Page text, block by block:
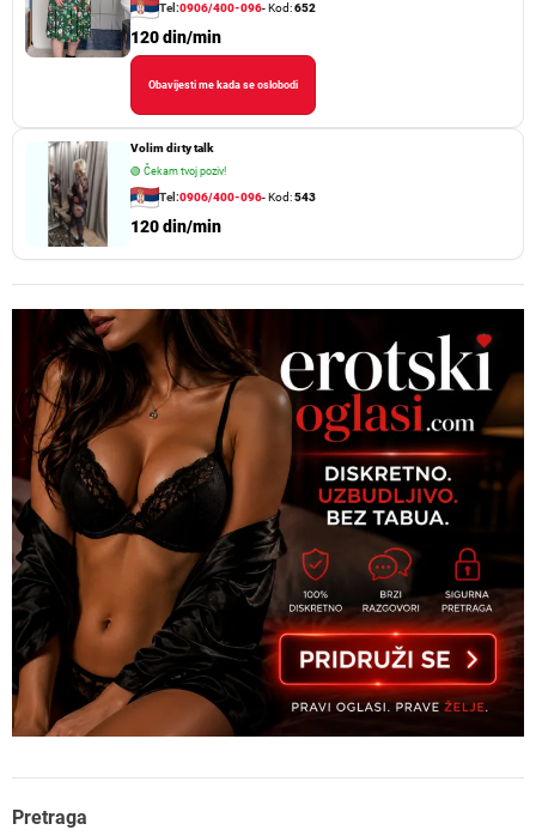
Tel:0906/400-096- Kod:652
120 din/min
Obavijesti me kada se oslobodi
Volim dirty talk
🟢 Čekam tvoj poziv!
Tel:0906/400-096- Kod:543
120 din/min
Pretraga